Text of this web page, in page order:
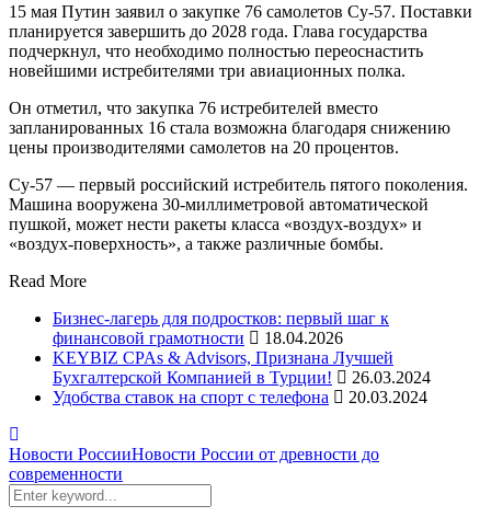
15 мая Путин заявил о закупке 76 самолетов Су-57. Поставки
планируется завершить до 2028 года. Глава государства
подчеркнул, что необходимо полностью переоснастить
новейшими истребителями три авиационных полка.
Он отметил, что закупка 76 истребителей вместо
запланированных 16 стала возможна благодаря снижению
цены производителями самолетов на 20 процентов.
Су-57 — первый российский истребитель пятого поколения.
Машина вооружена 30-миллиметровой автоматической
пушкой, может нести ракеты класса «воздух-воздух» и
«воздух-поверхность», а также различные бомбы.
Read More
Бизнес-лагерь для подростков: первый шаг к
финансовой грамотности
18.04.2026
KEYBIZ CPAs & Advisors, Признана Лучшей
Бухгалтерской Компанией в Турции!
26.03.2024
Удобства ставок на спорт с телефона
20.03.2024
Новости РоссииНовости России от древности до
современности